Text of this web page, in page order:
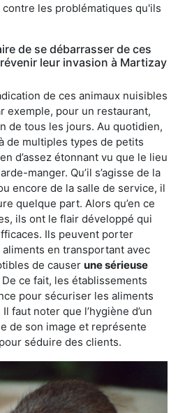
les problématiques qu'ils
de se débarrasser de ces
leur invasion à Martizay
de ces animaux nuisibles
exemple, pour un restaurant,
de tous les jours. Au quotidien,
de multiples types de petits
d’assez étonnant vu que le lieu
manger. Qu’il s’agisse de la
encore de la salle de service, il
quelque part. Alors qu’en ce
ils ont le flair développé qui
Ils peuvent porter
en transportant avec
de causer une sérieuse
De ce fait, les établissements
pour sécuriser les aliments
faut noter que l’hygiène d’un
de son image et représente
séduire des clients.